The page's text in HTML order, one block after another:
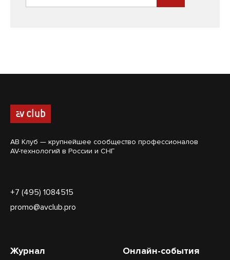
АВ Клуб — крупнейшее сообщество профессионалов
AV-технологий в России и СНГ
+7 (495) 1084515
promo@avclub.pro
Журнал Онлайн-события